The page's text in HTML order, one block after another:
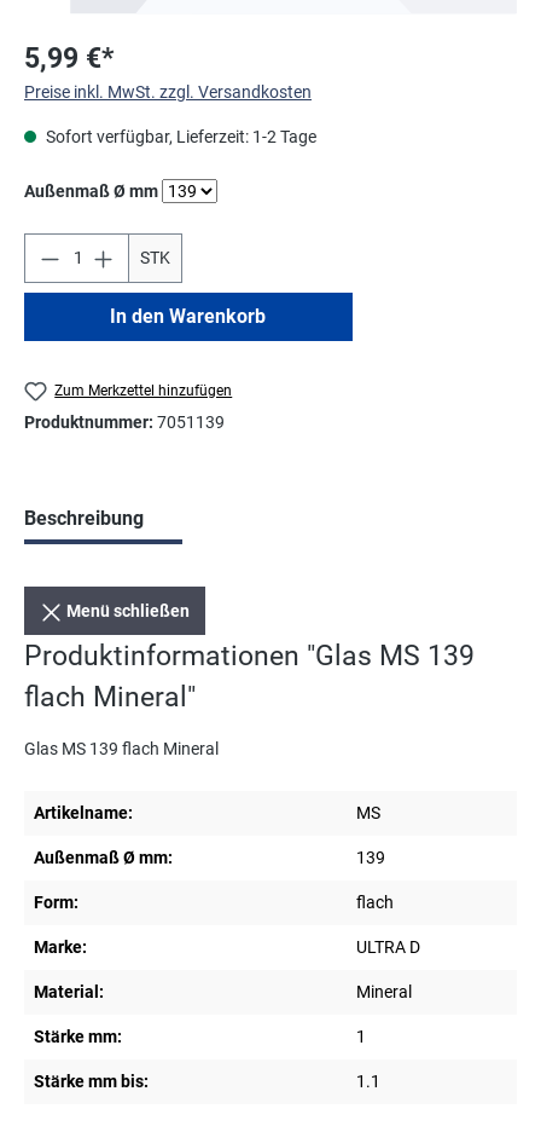
5,99 €*
Preise inkl. MwSt. zzgl. Versandkosten
Sofort verfügbar, Lieferzeit: 1-2 Tage
Außenmaß Ø mmauswählen
STK
In den Warenkorb
Zum Merkzettel hinzufügen
Produktnummer: 7051139
Beschreibung
Menü schließen
Produktinformationen "Glas MS 139
flach Mineral"
Glas MS 139 flach Mineral
Artikelname: MS
Außenmaß Ø mm: 139
Form: flach
Marke: ULTRA D
Material: Mineral
Stärke mm: 1
Stärke mm bis: 1.1